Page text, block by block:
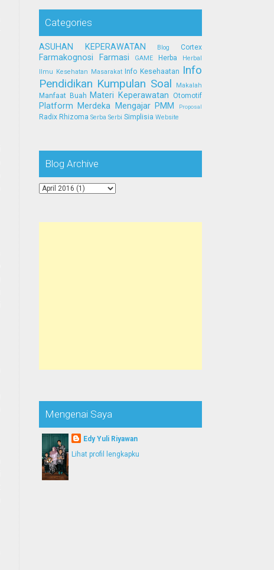
Categories
ASUHAN KEPERAWATAN Blog Cortex
Farmakognosi Farmasi GAME Herba
Herbal
Ilmu Kesehatan Masarakat Info Kesehaatan Info
Pendidikan Kumpulan Soal Makalah
Manfaat Buah Materi Keperawatan Otomotif
Platform Merdeka Mengajar PMM Proposal
Radix Rhizoma Serba Serbi Simplisia Website
Blog Archive
Mengenai Saya
Edy Yuli Riyawan
Lihat profil lengkapku